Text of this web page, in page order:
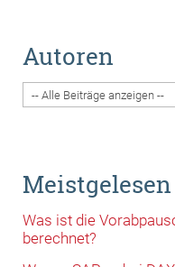
Autoren
Meistgelesen
Was ist die
berechnet?